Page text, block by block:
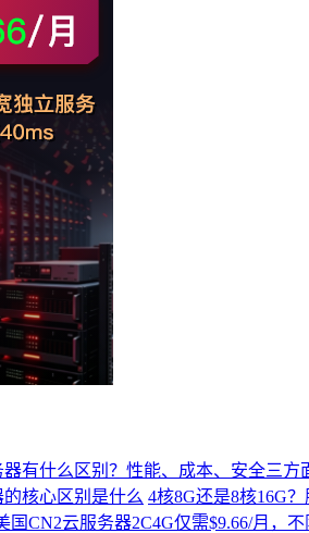
有什么区别？性能、成本、安全三方
核心区别是什么 4核8G还是8核16G
国CN2云服务器2C4G仅需$9.66/月，